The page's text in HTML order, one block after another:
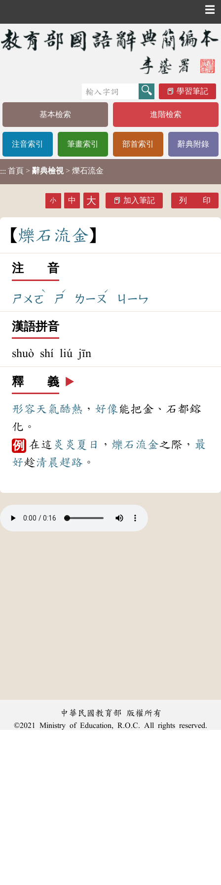
☰
學習筆記
基本檢索 進階檢索
注音索引 筆畫索引 部首索引 辭典附錄
::: 首頁 > 辭典檢視 > 爍石流金
小 中 大 加入筆記 列 印
爍石 流 金
注 音
ㄕㄨㄛ
ˋ
ㄕ
ˊ
ㄌㄧㄡ
ˊ
ㄐㄧㄣ
漢語拼音
shuò shí liú jīn
釋 義 ▶️
形容天氣酷熱 ， 好像能把金、石都鎔
化。
例 在這 炎炎夏日 ， 爍石流金之際， 最
好趁清晨 趕路 。
中華民國教育部 版權所有
©2021 Ministry of Education, R.O.C. All rights reserved.